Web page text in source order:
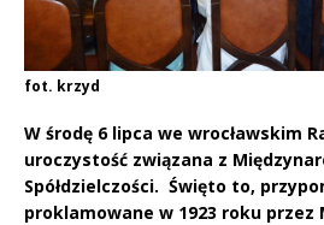
fot. krzyd
W środę 6 lipca we wrocławskim
uroczystość związana z
Spółdzielczości. Święto to,
proklamowane w 1923 roku przez